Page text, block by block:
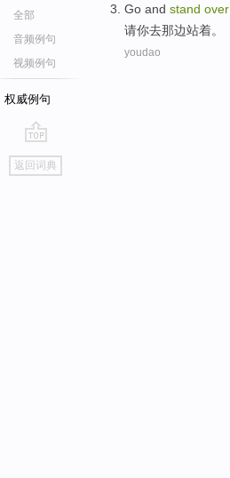
全部
音频例句
视频例句
权威例句
go
top
返回词典
Go and stand over
请你去那边站着。
youdao